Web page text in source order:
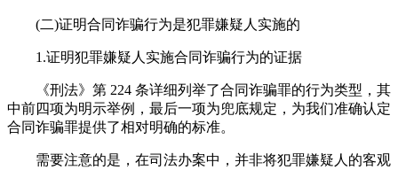
(二)证明合同诈骗行为是犯罪嫌疑人实施的
1.证明犯罪嫌疑人实施合同诈骗行为的证据
《刑法》第 224 条详细列举了合同诈骗罪的行为类型，其
中前四项为明示举例，最后一项为兜底规定，为我们准确认定
合同诈骗罪提供了相对明确的标准。
需要注意的是，在司法办案中，并非将犯罪嫌疑人的客观